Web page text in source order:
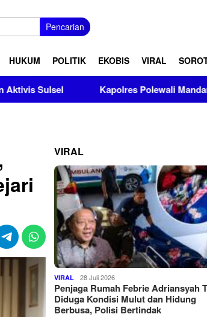
Pencarian
HUKUM POLITIK EKOBIS VIRAL
Polewali Mandar Turut Musnahkan Barang
VIRAL
VIRAL 28 Juli 2026
Penjaga Rumah Febrie Adriansyah
Diduga Kondisi Mulut dan Hidung
Berbusa, Polisi Bertindak